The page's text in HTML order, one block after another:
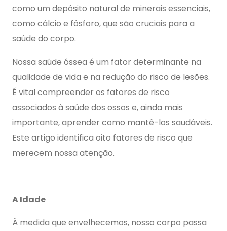
como um depósito natural de minerais essenciais,
como cálcio e fósforo, que são cruciais para a
saúde do corpo.
Nossa saúde óssea é um fator determinante na
qualidade de vida e na redução do risco de lesões.
É vital compreender os fatores de risco
associados à saúde dos ossos e, ainda mais
importante, aprender como mantê-los saudáveis.
Este artigo identifica oito fatores de risco que
merecem nossa atenção.
A Idade
À medida que envelhecemos, nosso corpo passa